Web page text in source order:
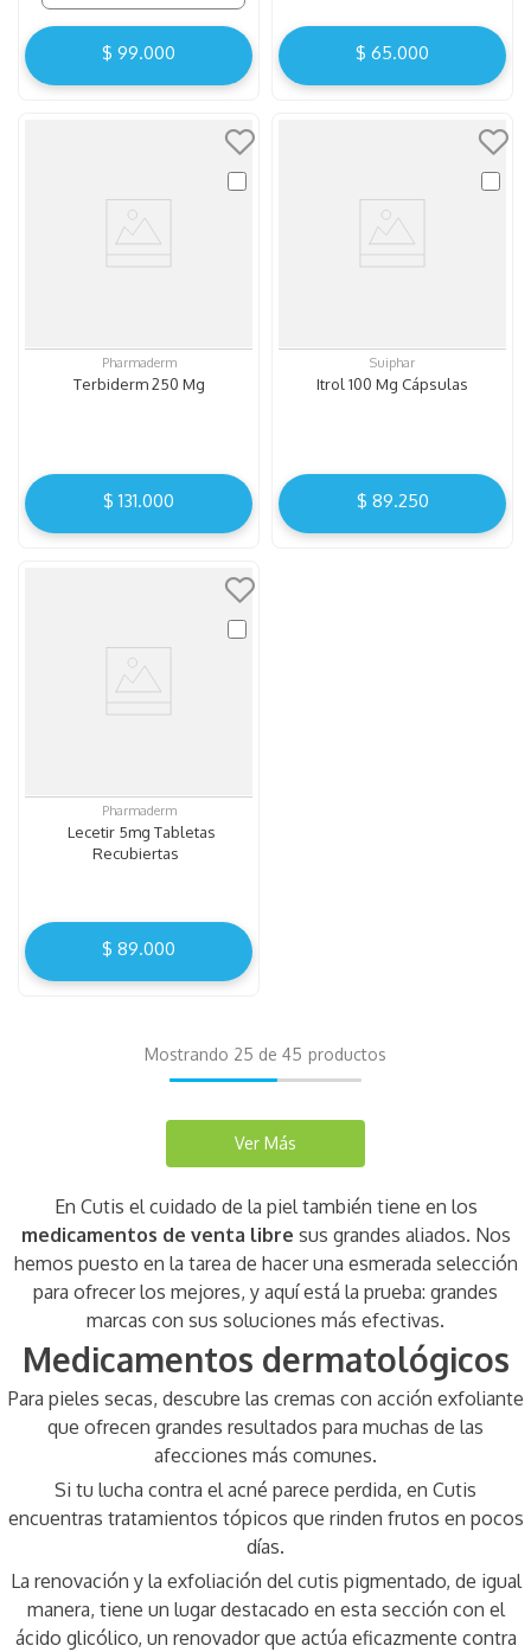
$ 99.000 $ 65.000
Pharmaderm
Terbiderm 250 Mg
$ 131.000
Suiphar
Itrol 100 Mg Cápsulas
$ 89.250
Pharmaderm
Lecetir 5mg Tabletas
Recubiertas
$ 89.000
Mostrando 25 de 45
En Cutis el cuidado de la piel también tiene en los
medicamentos de venta libre sus grandes aliados. Nos
hemos puesto en la tarea de hacer una esmerada selección
para ofrecer los mejores, y aquí está la prueba: grandes
marcas con sus soluciones más efectivas.
Medicamentos dermatológicos
Para pieles secas, descubre las cremas con acción exfoliante
que ofrecen grandes resultados para muchas de las
afecciones más comunes.
Si tu lucha contra el acné parece perdida, en Cutis
encuentras tratamientos tópicos que rinden frutos en pocos
días.
La renovación y la exfoliación del cutis pigmentado, de igual
manera, tiene un lugar destacado en esta sección con el
ácido glicólico, un renovador que actúa eficazmente contra